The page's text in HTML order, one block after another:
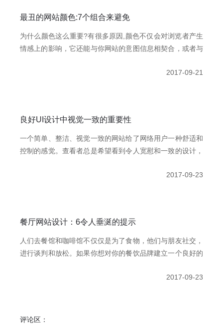
最丑的网站颜色:7个组合来避免
为什么颜色这么重要?有很多原因,颜色不仅会对浏览者产生
情感上的影响，它还能与你网站的意图信息相契合，或者与
进行了大量的介绍，并宣布了所有者或设计师是否意识到色
2017-09-21
良好UI设计中视觉一致的重要性
一个简单、整洁、视觉一致的网站给了网络用户一种舒适和
控制的感觉。查看者总是希望看到令人宽慰和一致的设计，
2017-09-23
餐厅网站设计：6令人垂涎的提示
人们去餐馆和咖啡馆不仅仅是为了食物，他们与朋友社交，
进行谈判和放松。如果你想对你的餐饮品牌建立一个良好的
2017-09-23
评论区：